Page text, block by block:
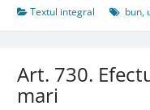
de
suportare
de
Textul integral bun,
Art. 730.
mari